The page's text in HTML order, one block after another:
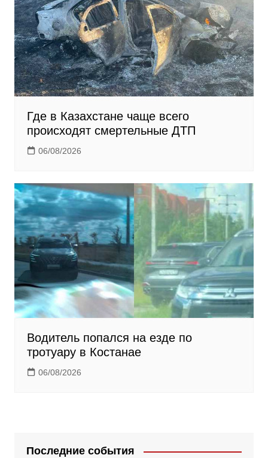
Где в Казахстане чаще всего
происходят смертельные ДТП
06/08/2026
Водитель попался на езде по
тротуару в Костанае
06/08/2026
Последние события